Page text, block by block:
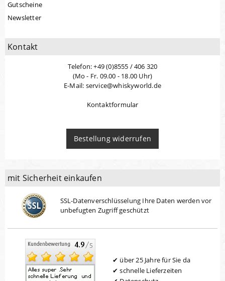
Gutscheine
Newsletter
Kontakt
Telefon: +49 (0)8555 / 406 320
(Mo - Fr. 09.00 - 18.00 Uhr)
E-Mail: service@whiskyworld.de
Kontaktformular
Bestellung widerrufen
mit Sicherheit einkaufen
SSL-Datenverschlüsselung Ihre Daten werden vor
unbefugten Zugriff geschützt
über 25 Jahre für Sie da
schnelle Lieferzeiten